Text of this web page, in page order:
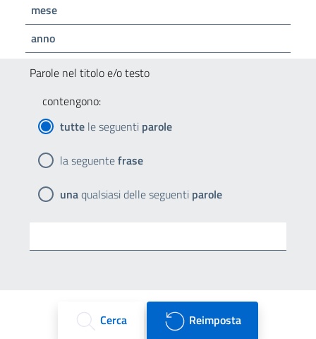
mese
anno
Parole nel titolo e/o testo
contengono:
tutte le seguenti parole
la seguentefrase
unaqualsiasi delle seguenti parole
Cerca Reimposta